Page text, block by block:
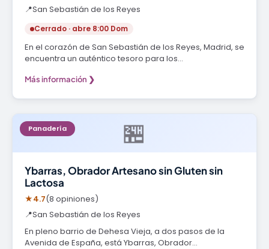
📍San Sebastián de los Reyes
Cerrado · abre 8:00 Dom
En el corazón de San Sebastián de los Reyes, Madrid, se
encuentra un auténtico tesoro para los…
Más información ❯
🏪
Panadería
Ybarras, Obrador Artesano sin Gluten sin
Lactosa
★4.7(8 opiniones)
📍San Sebastián de los Reyes
En pleno barrio de Dehesa Vieja, a dos pasos de la
Avenida de España, está Ybarras, Obrador…